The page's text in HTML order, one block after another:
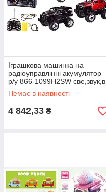
Іграшкова машинка на
радіоуправлінні акумулятор
р/у 866-1099H2SW све,звук,в
коробці 69*33*34,5 см
Немає в наявності
4 842,33 ₴